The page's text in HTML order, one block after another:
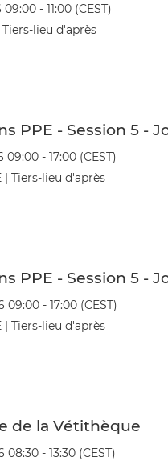
- 11:00 (CEST)
aura lieu au / à
Tiers-lieu d'après
PPE - Session 5 -
09:00 - 17:00 (CEST)
aura lieu au / à
| Tiers-lieu d'après
PPE - Session 5 -
09:00 - 17:00 (CEST)
aura lieu au / à
| Tiers-lieu d'après
de la Vétithèque
08:30 - 13:30 (CEST)